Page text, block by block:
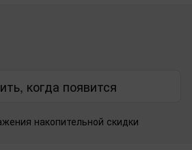
когда появится
накопительной скидки